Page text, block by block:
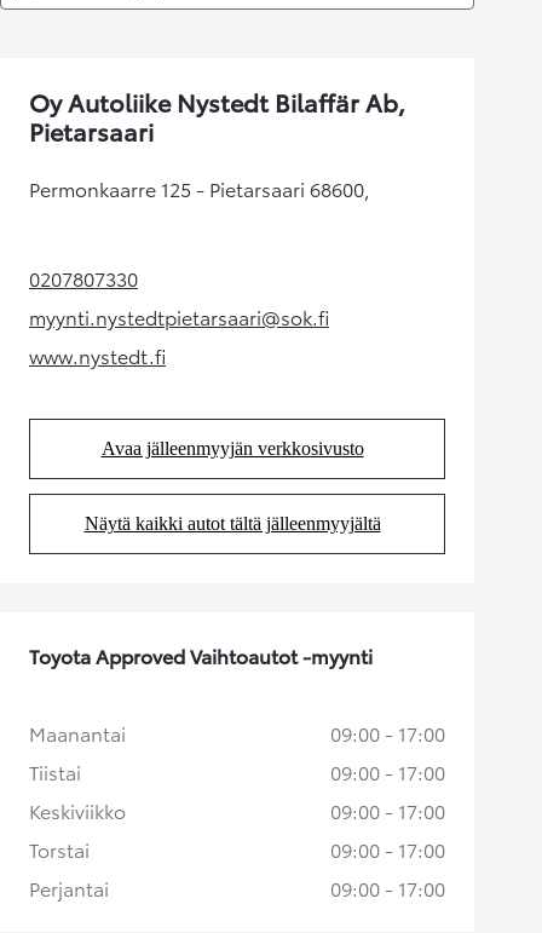
Oy Autoliike Nystedt Bilaffär Ab,
Pietarsaari
Permonkaarre 125 - Pietarsaari 68600,
0207807330(Aukeaa uudessa välilehdessä)
myynti.nystedtpietarsaari@sok.fi
(Aukeaa uudessa välilehdessä)
www.nystedt.fi(Aukeaa uudessa välilehdessä)
Avaa jälleenmyyjän verkkosivusto
(Aukeaa uudessa välilehdessä)
Näytä kaikki autot tältä jälleenmyyjältä
(Aukeaa uudessa välilehdessä)
Toyota Approved Vaihtoautot -myynti
Maanantai
09:00 - 17:00
Tiistai
09:00 - 17:00
Keskiviikko
09:00 - 17:00
Torstai
09:00 - 17:00
Perjantai
09:00 - 17:00